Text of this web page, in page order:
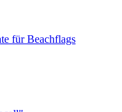
für Beachflags